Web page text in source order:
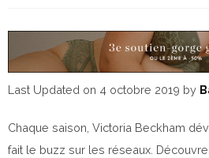
Last Updated on 4 octobre 2019 by
Chaque saison, Victoria Beckham
fait le buzz sur les réseaux.